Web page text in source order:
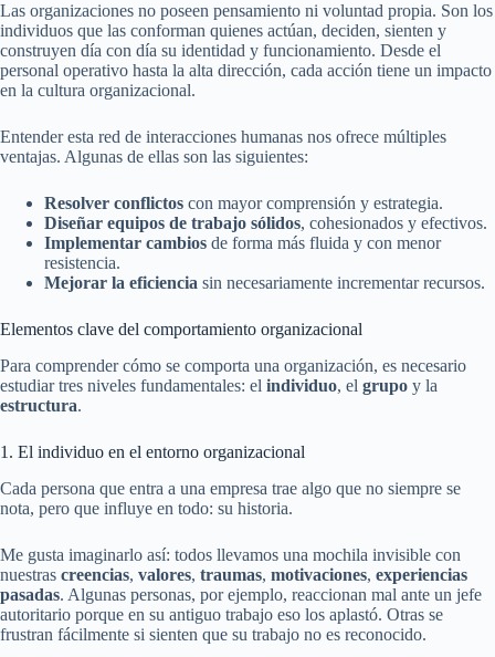
Las organizaciones no poseen pensamiento ni voluntad propia. Son los
individuos que las conforman quienes actúan, deciden, sienten y
construyen día con día su identidad y funcionamiento. Desde el
personal operativo hasta la alta dirección, cada acción tiene un impacto
en la cultura organizacional.
Entender esta red de interacciones humanas nos ofrece múltiples
ventajas. Algunas de ellas son las siguientes:
Resolver conflictos con mayor comprensión y estrategia.
Diseñar equipos de trabajo sólidos, cohesionados y efectivos.
Implementar cambios de forma más fluida y con menor
resistencia.
Mejorar la eficiencia sin necesariamente incrementar recursos.
Elementos clave del comportamiento organizacional
Para comprender cómo se comporta una organización, es necesario
estudiar tres niveles fundamentales: el individuo, el grupo y la
estructura.
1. El individuo en el entorno organizacional
Cada persona que entra a una empresa trae algo que no siempre se
nota, pero que influye en todo: su historia.
Me gusta imaginarlo así: todos llevamos una mochila invisible con
nuestras creencias, valores, traumas, motivaciones, experiencias
pasadas. Algunas personas, por ejemplo, reaccionan mal ante un jefe
autoritario porque en su antiguo trabajo eso los aplastó. Otras se
frustran fácilmente si sienten que su trabajo no es reconocido.